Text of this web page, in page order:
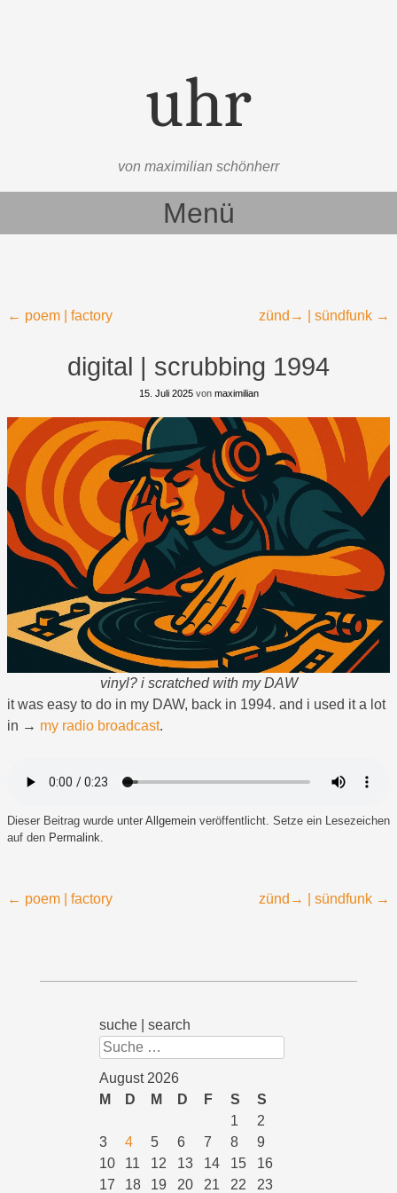
uhr
von maximilian schönherr
Menü
Beitragsnavigation
← poem | factory zünd→ | sündfunk →
digital | scrubbing 1994
15. Juli 2025von maximilian
vinyl? i scratched with my DAW
it was easy to do in my DAW, back in 1994. and i used it a lot
in → my radio broadcast.
Dieser Beitrag wurde unter Allgemein veröffentlicht. Setze ein Lesezeichen
auf den Permalink.
Beitragsnavigation
← poem | factory zünd→ | sündfunk →
suche | search
Suchen
August 2026
M
D M D F S
S
1
2
3
4 5 6 7 8
9
10
11 12 13 14 15
16
17
18 19 20 21 22 23